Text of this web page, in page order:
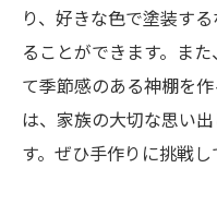
り、好きな色で塗装す
ることができます。ま
て季節感のある神棚を
は、家族の大切な思い
す。ぜひ手作りに挑戦し